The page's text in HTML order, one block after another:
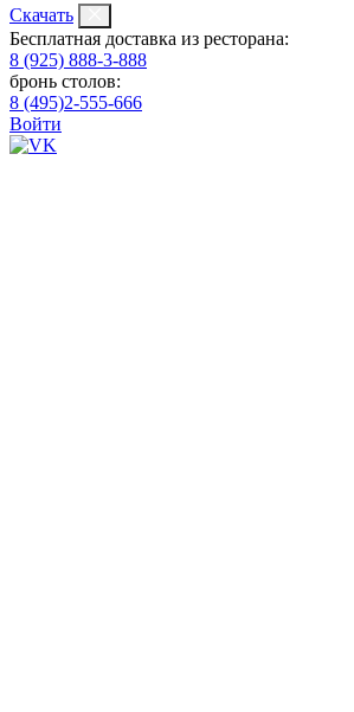
Скачать
Бесплатная доставка из ресторана:
8 (925) 888-3-888
бронь столов:
8 (495)2-555-666
Войти